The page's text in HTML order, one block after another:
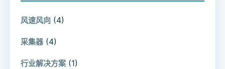
风速风向 (4)
采集器 (4)
行业解决方案 (1)